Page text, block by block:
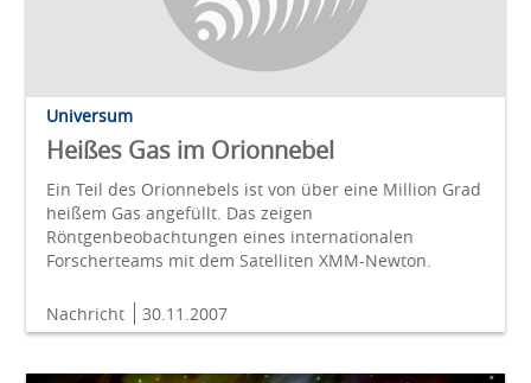
Universum
Heißes Gas im Orionnebel
Ein Teil des Orionnebels ist von über eine Million Grad
heißem Gas angefüllt. Das zeigen
Röntgenbeobachtungen eines internationalen
Forscherteams mit dem Satelliten XMM-Newton.
Nachricht 30.11.2007